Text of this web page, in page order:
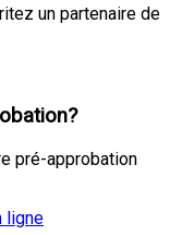
un partenaire de
pré-approbation
ligne